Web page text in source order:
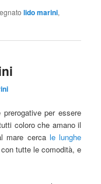
lido marini,
per essere
coloro che amano il
mare cerca le lunghe
tutte le comodità, e